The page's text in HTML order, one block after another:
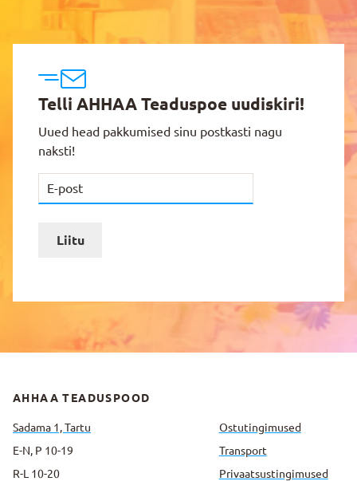
Telli AHHAA Teaduspoe uudiskiri!
Uued head pakkumised sinu postkasti nagu
naksti!
Liitu
AHHAA TEADUSPOOD
Sadama 1, Tartu
E-N, P 10-19
R-L 10-20
Ostutingimused
Transport
Privaatsus­tingimused